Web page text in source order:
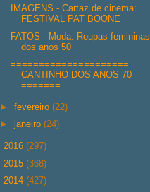
IMAGENS - Cartaz de cinema:
FESTIVAL PAT BOONE
FATOS - Moda: Roupas femininas
dos anos 50
=====================
CANTINHO DOS ANOS 70
=======...
►fevereiro(22)
►janeiro(24)
2016 (297)
2015 (368)
2014 (427)